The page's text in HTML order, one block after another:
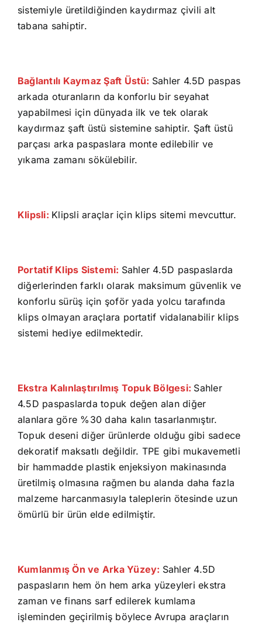
sistemiyle üretildiğinden kaydırmaz çivili alt
tabana sahiptir.
Bağlantılı Kaymaz Şaft Üstü: Sahler 4.5D paspas
arkada oturanların da konforlu bir seyahat
yapabilmesi için dünyada ilk ve tek olarak
kaydırmaz şaft üstü sistemine sahiptir. Şaft üstü
parçası arka paspaslara monte edilebilir ve
yıkama zamanı sökülebilir.
Klipsli: Klipsli araçlar için klips sitemi mevcuttur.
Portatif Klips Sistemi: Sahler 4.5D paspaslarda
diğerlerinden farklı olarak maksimum güvenlik ve
konforlu sürüş için şoför yada yolcu tarafında
klips olmayan araçlara portatif vidalanabilir klips
sistemi hediye edilmektedir.
Ekstra Kalınlaştırılmış Topuk Bölgesi: Sahler
4.5D paspaslarda topuk değen alan diğer
alanlara göre %30 daha kalın tasarlanmıştır.
Topuk deseni diğer ürünlerde olduğu gibi sadece
dekoratif maksatlı değildir. TPE gibi mukavemetli
bir hammadde plastik enjeksiyon makinasında
üretilmiş olmasına rağmen bu alanda daha fazla
malzeme harcanmasıyla taleplerin ötesinde uzun
ömürlü bir ürün elde edilmiştir.
Kumlanmış Ön ve Arka Yüzey: Sahler 4.5D
paspasların hem ön hem arka yüzeyleri ekstra
zaman ve finans sarf edilerek kumlama
işleminden geçirilmiş böylece Avrupa araçların